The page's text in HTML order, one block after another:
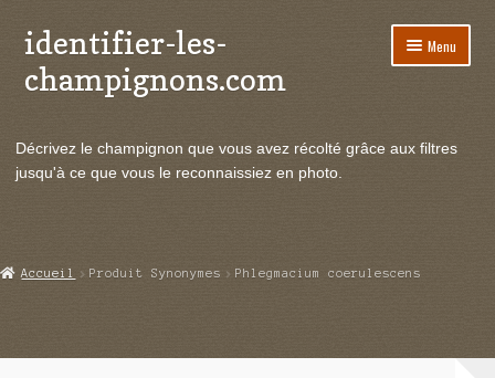
Aller
à
la
Aller
au
contenu
identifier-les-
champignons.com
Menu
le
Actualités
Echanges et contacts
Décrivez le champignon que vous avez récolté grâce aux filtres
jusqu'à ce que vous le reconnaissiez en photo.
Accueil Produit Synonymes Phlegmacium coerulescens